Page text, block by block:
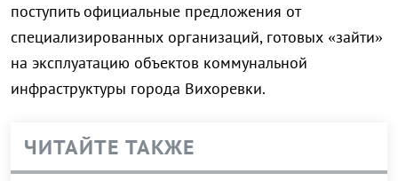
поступить официальные предложения от
специализированных организаций, готовых «зайти»
на эксплуатацию объектов коммунальной
инфраструктуры города Вихоревки.
ЧИТАЙТЕ ТАКЖЕ